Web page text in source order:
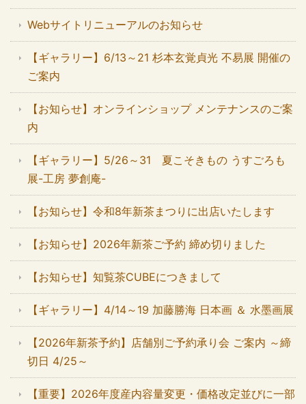
Webサイトリニューアルのお知らせ
【ギャラリー】6/13～21 杉本玄覚貞光 不易展 開催の
ご案内
【お知らせ】オンラインショップ メンテナンスのご案
内
【ギャラリー】5/26～31 夏こそきもの うすごろも
展-工房 夢創庵-
【お知らせ】令和8年新茶まつりに出店いたします
【お知らせ】2026年新茶ご予約 締め切りました
【お知らせ】知覧茶CUBEにつきまして
【ギャラリー】4/14～19 加藤勝海 日本画 ＆ 水墨画展
【2026年新茶予約】店舗別ご予約承り会 ご案内 ～締
切日 4/25～
【重要】2026年度産内容量変更・価格改定並びに一部